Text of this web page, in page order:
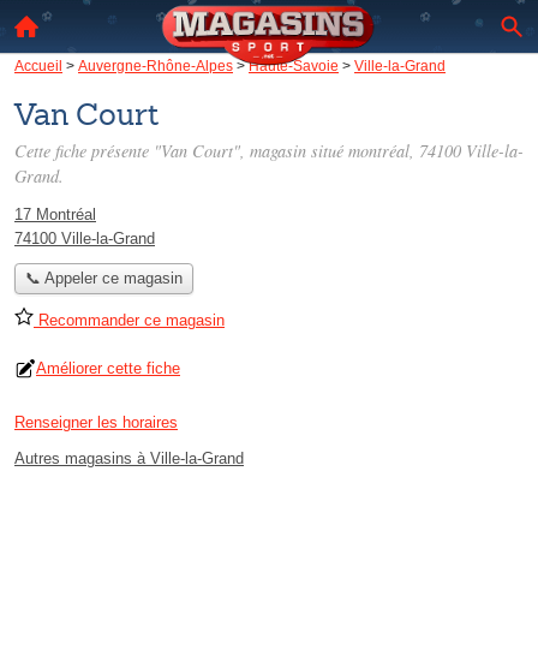
Accueil > Auvergne-Rhône-Alpes >Haute-Savoie > Ville-la-Grand
Van Court
Cette fiche présente "Van Court", magasin situé montréal, 74100 Ville-la-
Grand.
17 Montréal
74100 Ville-la-Grand
📞 Appeler ce magasin
Recommander ce magasin
Améliorer cette fiche
Renseigner les horaires
Autres magasins à Ville-la-Grand